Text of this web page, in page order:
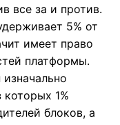
все за и против.
5% от
имеет право
платформы.
которых 1%
блоков, а